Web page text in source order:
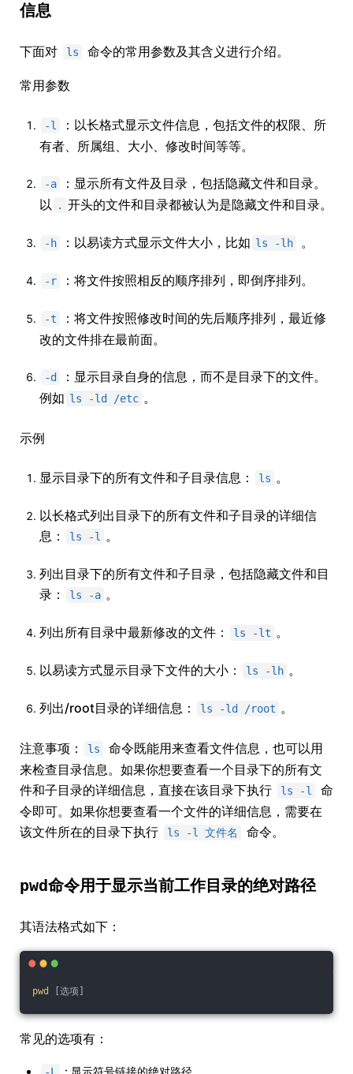
信息
下面对 ls 命令的常用参数及其含义进行介绍。
常用参数
-l
：以长格式显示文件信息，包括文件的权限、所
有者、所属组、大小、修改时间等等。
-a
：显示所有文件及目录，包括隐藏文件和目录。
以
. 开头的文件和目录都被认为是隐藏文件和目录。
-h ：以易读方式显示文件大小，比如 ls -lh 。
-r ：将文件按照相反的顺序排列，即倒序排列。
-t
：将文件按照修改时间的先后顺序排列，最近修
改的文件排在最前面。
-d
：显示目录自身的信息，而不是目录下的文件。
例如 ls -ld /etc 。
示例
显示目录下的所有文件和子目录信息： ls 。
以长格式列出目录下的所有文件和子目录的详细信
息：
ls -l 。
列出目录下的所有文件和子目录，包括隐藏文件和目
录：
ls -a 。
列出所有目录中最新修改的文件： ls -lt 。
以易读方式显示目录下文件的大小： ls -lh 。
列出/root目录的详细信息： ls -ld /root 。
注意事项： ls
命令既能用来查看文件信息，也可以用
来检查目录信息。如果你想要查看一个目录下的所有文
件和子目录的详细信息，直接在该目录下执行
ls -l
命
令即可。如果你想要查看一个文件的详细信息，需要在
该文件所在的目录下执行
ls -l 文件名 命令。
pwd命令用于显示当前工作目录的绝对路径
其语法格式如下：
pwd [选项]
常见的选项有：
: 显示符号链接的绝对路径。